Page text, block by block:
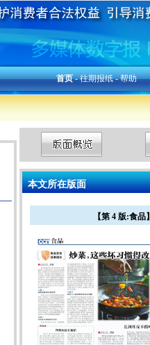
首页-往期报纸-帮助
本文所在版面
【第 4 版:食品】